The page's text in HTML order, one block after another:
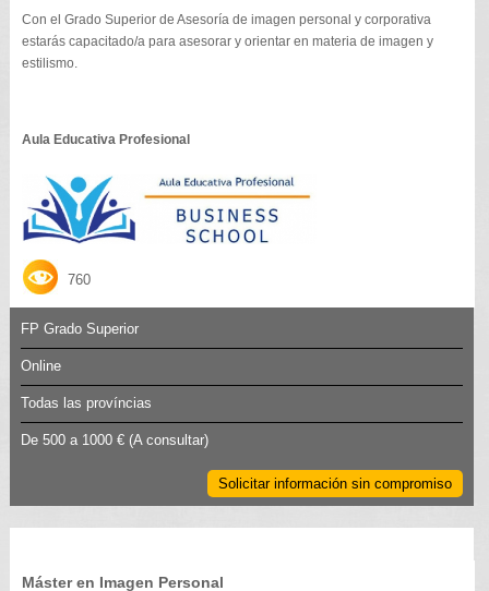
Con el Grado Superior de Asesoría de imagen personal y corporativa
estarás capacitado/a para asesorar y orientar en materia de imagen y
estilismo.
Aula Educativa Profesional
760
FP Grado Superior
Online
Todas las províncias
De 500 a 1000 €(A consultar)
Solicitar información sin compromiso
Máster en Imagen Personal